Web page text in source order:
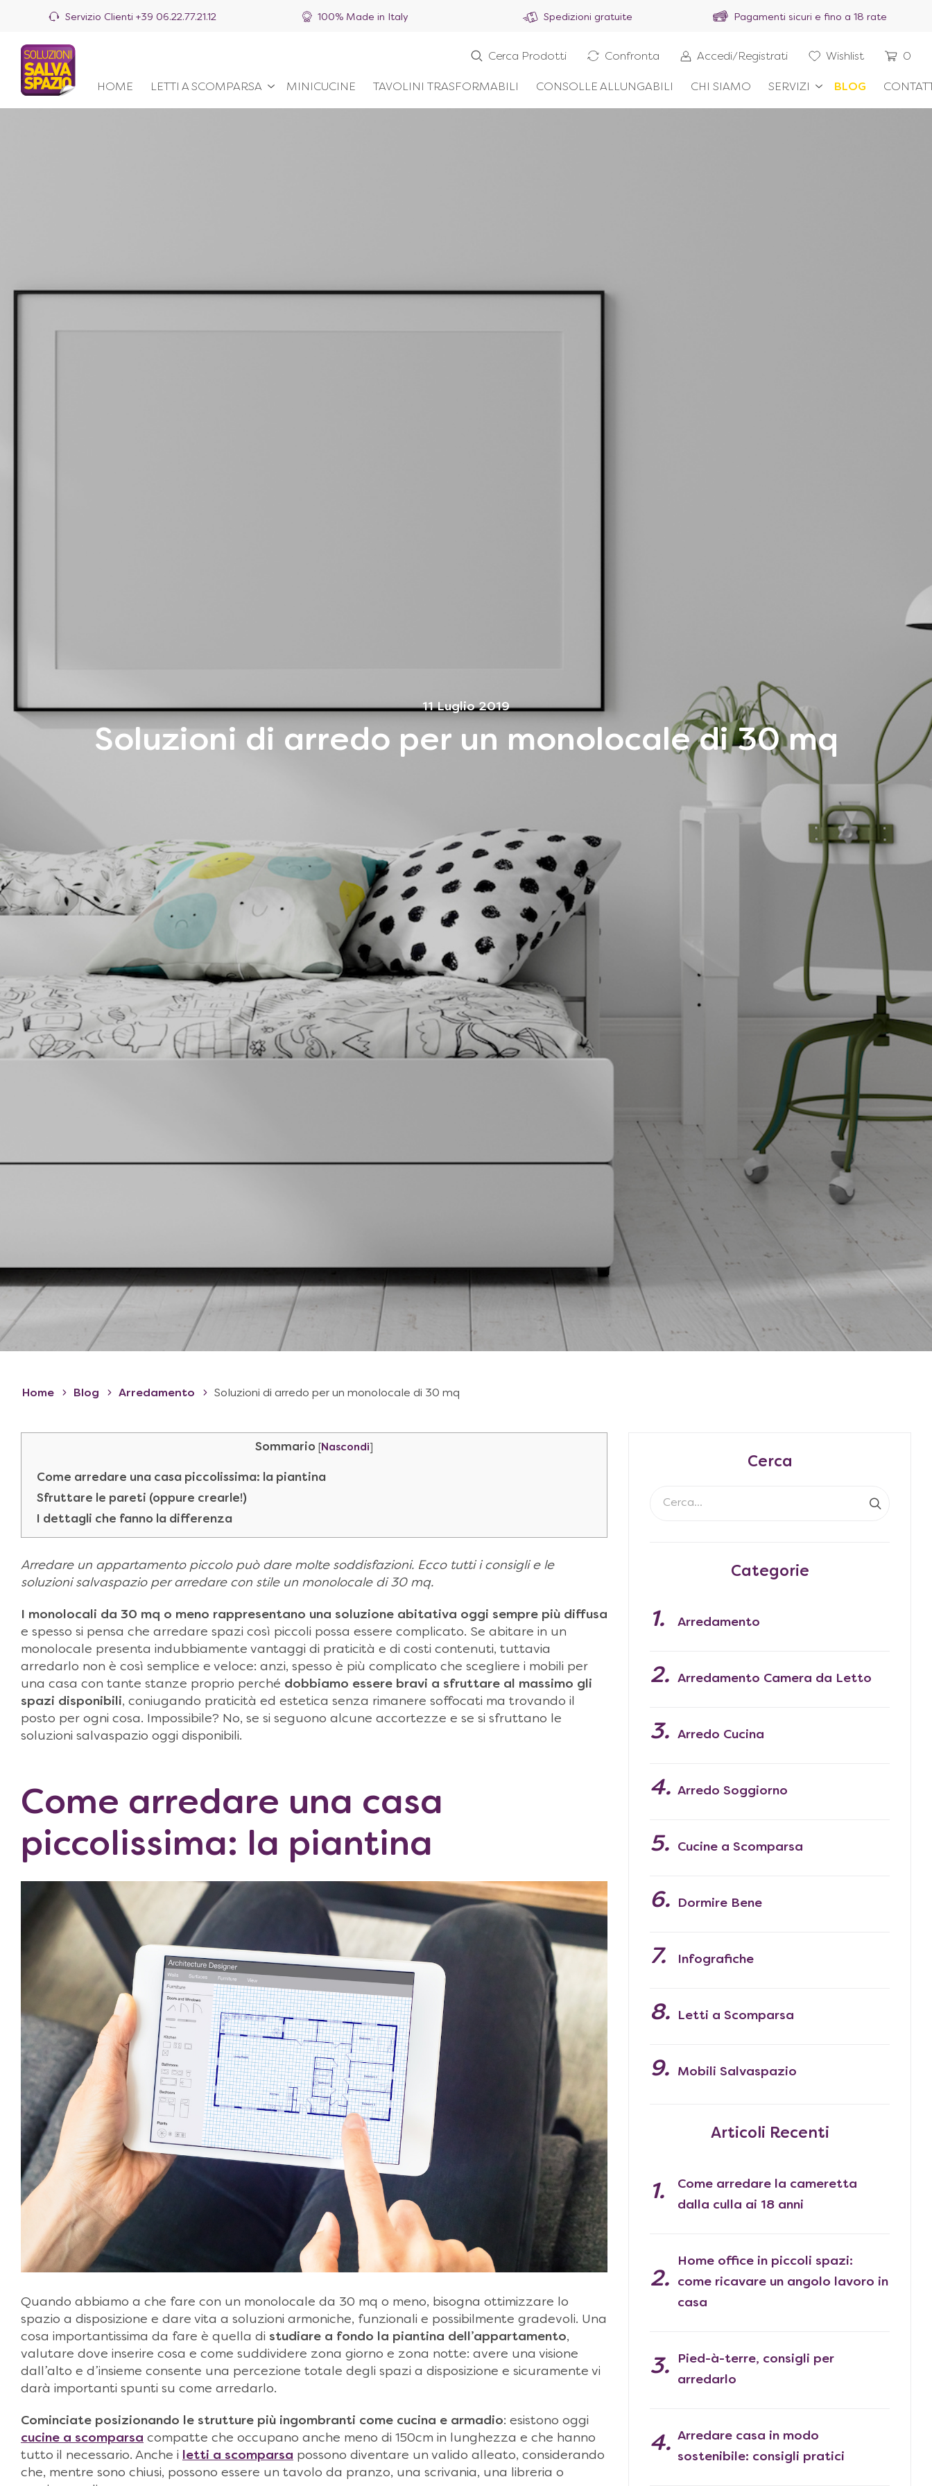
Servizio Clienti +39 06.22.77.21.12 100% Made in Italy Spedizioni gratuite Pagamenti sicuri e fino a 18 rate
HOME LETTI A SCOMPARSA MINICUCINE TAVOLINI TRASFORMABILI CONSOLLE ALLUNGABILI CHI SIAMO SERVIZI BLOG
Cerca Prodotti Confronta Accedi/Registrati Wishlist 0
11 Luglio 2019
Soluzioni di arredo per un monolocale di 30 mq
Home Blog Arredamento Soluzioni di arredo per un monolocale di 30 mq
Sommario Nascondi
Come arredare una casa piccolissima: la piantina
Sfruttare le pareti (oppure crearle!)
I dettagli che fanno la differenza
Arredare un appartamento piccolo può dare molte soddisfazioni. Ecco tutti i consigli e le
soluzioni salvaspazio per arredare con stile un monolocale di 30 mq.
I monolocali da 30 mq o meno rappresentano una soluzione abitativa oggi sempre più diffusa
e spesso si pensa che arredare spazi così piccoli possa essere complicato. Se abitare in un
monolocale presenta indubbiamente vantaggi di praticità e di costi contenuti, tuttavia
arredarlo non è così semplice e veloce: anzi, spesso è più complicato che scegliere i mobili per
una casa con tante stanze proprio perché dobbiamo essere bravi a sfruttare al massimo gli
spazi disponibili, coniugando praticità ed estetica senza rimanere soffocati ma trovando il
posto per ogni cosa. Impossibile? No, se si seguono alcune accortezze e se si sfruttano le
soluzioni salvaspazio oggi disponibili.
Come arredare una casa
piccolissima: la piantina
Quando abbiamo a che fare con un monolocale da 30 mq o meno, bisogna ottimizzare lo
spazio a disposizione e dare vita a soluzioni armoniche, funzionali e possibilmente gradevoli. Una
cosa importantissima da fare è quella di studiare a fondo la piantina dell’appartamento,
valutare dove inserire cosa e come suddividere zona giorno e zona notte: avere una visione
dall’alto e d’insieme consente una percezione totale degli spazi a disposizione e sicuramente vi
darà importanti spunti su come arredarlo.
Cominciate posizionando le strutture più ingombranti come cucina e armadio: esistono oggi
cucine a scomparsa compatte che occupano anche meno di 150cm in lunghezza e che hanno
tutto il necessario. Anche i letti a scomparsa possono diventare un valido alleato, considerando
che, mentre sono chiusi, possono essere un tavolo da pranzo, una scrivania, una libreria o
Cerca
Categorie
Arredamento
Arredamento Camera da Letto
Arredo Cucina
Arredo Soggiorno
Cucine a Scomparsa
Dormire Bene
Infografiche
Letti a Scomparsa
Mobili Salvaspazio
Articoli Recenti
Come arredare la cameretta
dalla culla ai 18 anni
Home office in piccoli spazi:
come ricavare un angolo lavoro in
casa
Pied-à-terre, consigli per
arredarlo
Arredare casa in modo
sostenibile: consigli pratici